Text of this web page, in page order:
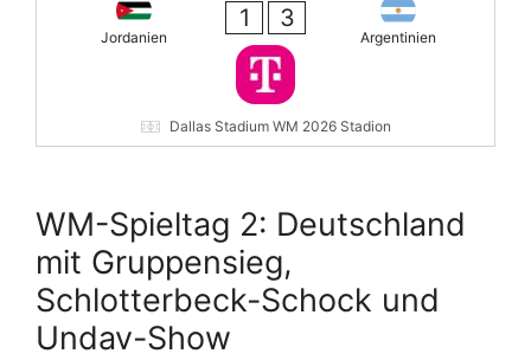
Jordanien
1 3
Argentinien
Dallas Stadium WM 2026 Stadion
WM-Spieltag 2: Deutschland
mit Gruppensieg,
Schlotterbeck-Schock und
Undav-Show